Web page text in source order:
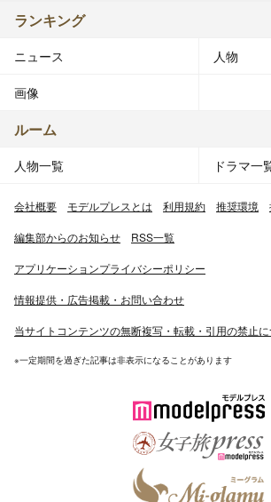
ランキング
ニュース 人物
画像
ルーム
人物一覧 ドラマ一
会社概要 モデルプレスとは 利用規約 推奨環境
編集部からのお知らせ RSS一覧
アプリケーションプライバシーポリシー
情報提供・広告掲載・お問い合わせ
当サイトコンテンツの無断複写・転載・引用の禁止
※一定期間を過ぎた記事は非表示になることがあります